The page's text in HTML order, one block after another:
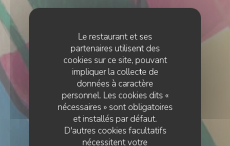
Le restaurant et ses
partenaires utilisent des
cookies sur ce site, pouvant
impliquer la collecte de
données à caractère
personnel. Les cookies dits «
nécessaires » sont obligatoires
et installés par défaut.
D'autres cookies facultatifs
nécessitent votre